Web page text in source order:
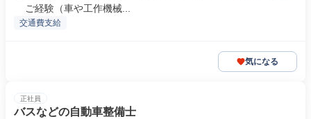
ご経験（車や工作機械...
交通費支給
気になる
正社員
バスなどの自動車整備士